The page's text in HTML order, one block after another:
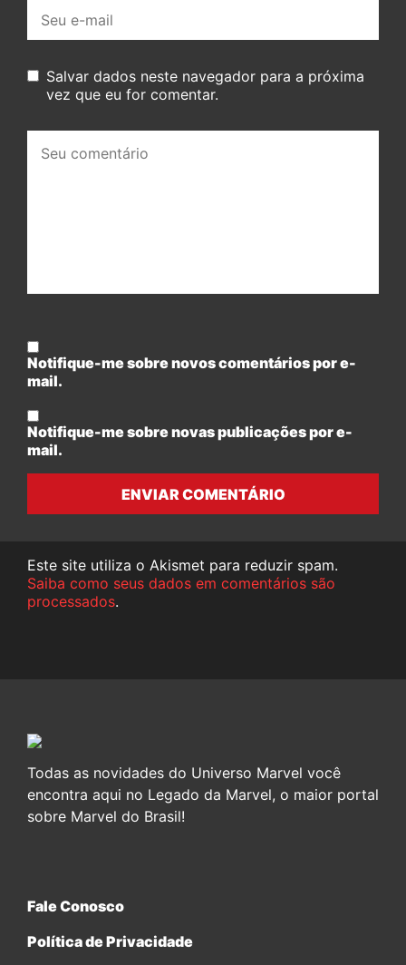
mail:
Salvar dados neste navegador para a próxima
vez que eu for comentar.
comentário:
Notifique-me sobre novos comentários por e-
mail.
Notifique-me sobre novas publicações por e-
mail.
ENVIAR COMENTÁRIO
Este site utiliza o Akismet para reduzir spam.
Saiba como seus dados em comentários são
processados.
Todas as novidades do Universo Marvel você
encontra aqui no Legado da Marvel, o maior portal
sobre Marvel do Brasil!
Fale Conosco
Política de Privacidade